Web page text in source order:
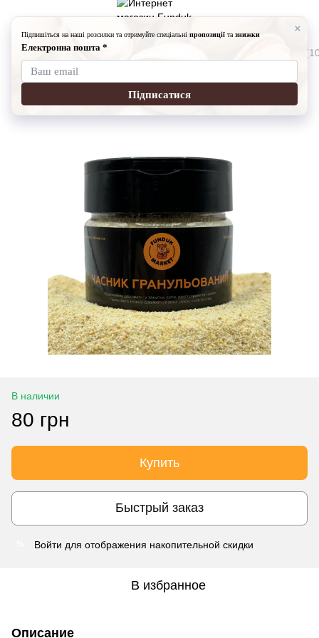
Специи Специи Fundukmarket Чеснок гранулированный
Чеснок гранулированный (100г)
Оставить отзыв
В наличии
80 грн
Купить
Быстрый заказ
Войти для отображения накопительной скидки
В избранное
Описание